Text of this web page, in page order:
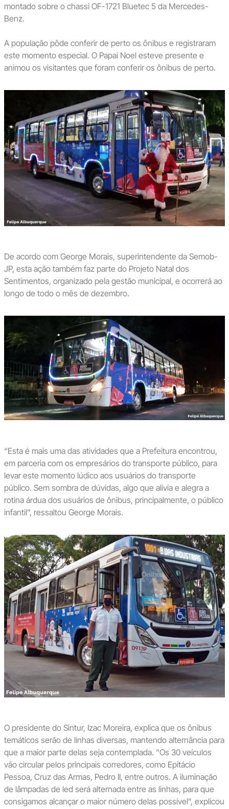
montado sobre o chassi OF-1721 Bluetec 5 da Mercedes-
Benz.
A população pôde conferir de perto os ônibus e registraram
este momento especial. O Papai Noel esteve presente e
animou os visitantes que foram conferir os ônibus de perto.
De acordo com George Morais, superintendente da Semob-
JP, esta ação também faz parte do Projeto Natal dos
Sentimentos, organizado pela gestão municipal, e ocorrerá ao
longo de todo o mês de dezembro.
“Esta é mais uma das atividades que a Prefeitura encontrou,
em parceria com os empresários do transporte público, para
levar este momento lúdico aos usuários do transporte
público. Sem sombra de dúvidas, algo que alivia e alegra a
rotina árdua dos usuários de ônibus, principalmente, o público
infantil”, ressaltou George Morais.
O presidente do Sintur, Izac Moreira, explica que os ônibus
temáticos serão de linhas diversas, mantendo alternância para
que a maior parte delas seja contemplada. “Os 30 veículos
vão circular pelos principais corredores, como Epitácio
Pessoa, Cruz das Armas, Pedro II, entre outros. A iluminação
de lâmpadas de led será alternada entre as linhas, para que
consigamos alcançar o maior número delas possível”, explicou